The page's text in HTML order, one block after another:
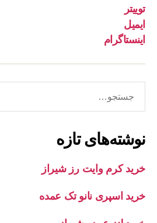
توییتر
ایمیل
اینستاگرام
نوشته‌های تازه
خرید کرم وایت رز شیراز
خرید اسپری نانو تک عمده